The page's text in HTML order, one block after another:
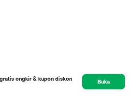
ongkir & kupon diskon
Buka